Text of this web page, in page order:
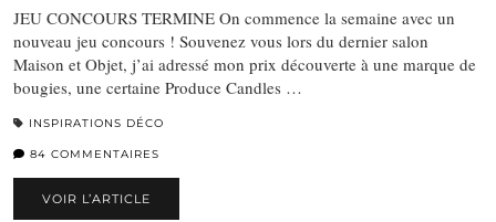
JEU CONCOURS TERMINE On commence la semaine avec un
nouveau jeu concours ! Souvenez vous lors du dernier salon
Maison et Objet, j’ai adressé mon prix découverte à une marque de
bougies, une certaine Produce Candles …
INSPIRATIONS DÉCO
84 COMMENTAIRES
VOIR L’ARTICLE